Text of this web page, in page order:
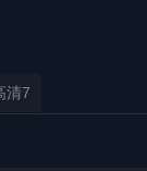
清7